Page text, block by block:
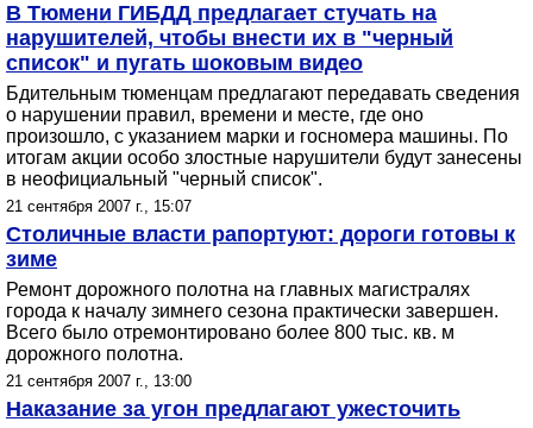
В Тюмени ГИБДД предлагает стучать на
нарушителей, чтобы внести их в "черный
список" и пугать шоковым видео
Бдительным тюменцам предлагают передавать сведения
о нарушении правил, времени и месте, где оно
произошло, с указанием марки и госномера машины. По
итогам акции особо злостные нарушители будут занесены
в неофициальный "черный список".
21 сентября 2007 г., 15:07
Столичные власти рапортуют: дороги готовы к
зиме
Ремонт дорожного полотна на главных магистралях
города к началу зимнего сезона практически завершен.
Всего было отремонтировано более 800 тыс. кв. м
дорожного полотна.
21 сентября 2007 г., 13:00
Наказание за угон предлагают ужесточить